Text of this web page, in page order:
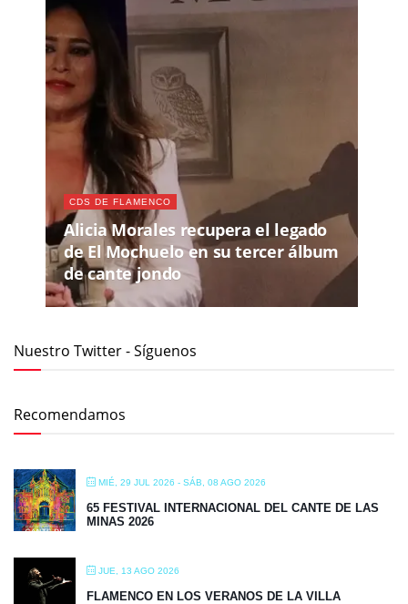
CDS DE FLAMENCO
Alicia Morales recupera el legado
de El Mochuelo en su tercer álbum
de cante jondo
Nuestro Twitter - Síguenos
Recomendamos
MIÉ, 29 JUL 2026 - SÁB, 08 AGO 2026
65 FESTIVAL INTERNACIONAL DEL CANTE DE LAS
MINAS 2026
JUE, 13 AGO 2026
FLAMENCO EN LOS VERANOS DE LA VILLA